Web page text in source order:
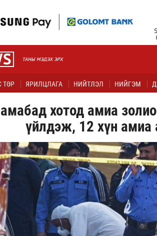
ТӨР ЯРИЛЦЛАГА НИЙТЛЭЛ НИЙГЭМ
хотод амиа
үйлдэж, 12 хүн амиа